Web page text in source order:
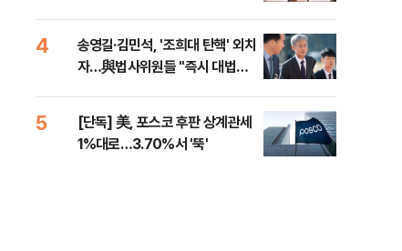
4
송영길·김민석, '조희대 탄핵' 외치
자…與법사위원들 "즉시 대법관
5
[단독] 美, 포스코 후판 상계관세
1%대로…3.70%서 '뚝'